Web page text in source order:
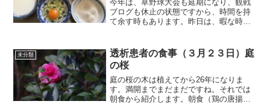
今年は、草野球大会も延期になり、観戦
ブログも休止の状態ですから、時間を持
て余す時もあります。昨日は、暇な時間
ケットも無い、生クリームも入っていな
いチーズケーキとなりまし...
未分類
透析患者の食事（３月２３日）庭
の桜
庭の桜の木は植えてから26年になりま
す。満開までまだまだですね。それでは
朝食から紹介します。朝食（鶏の唐揚げ